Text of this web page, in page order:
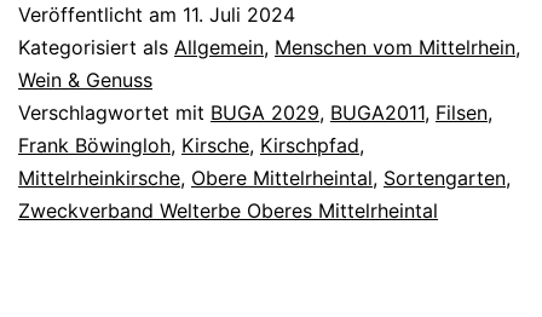
Mittelrhein-
Veröffentlicht am 11. Juli 2024
Kategorisiert als Allgemein, Menschen vom Mittelrhein,
Wein & Genuss
Verschlagwortet mit BUGA 2029, BUGA2011, Filsen,
Frank Böwingloh, Kirsche, Kirschpfad,
Mittelrheinkirsche, Obere Mittelrheintal, Sortengarten,
Zweckverband Welterbe Oberes Mittelrheintal